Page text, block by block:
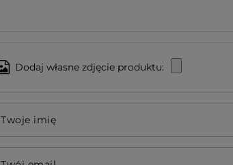
Dodaj własne zdjęcie produktu:
Twoje imię